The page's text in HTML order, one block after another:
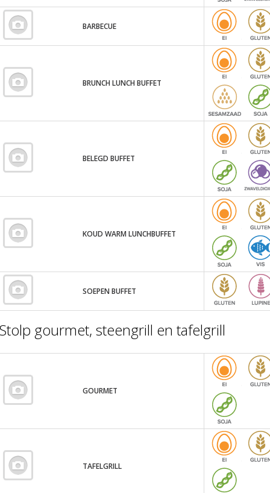
BARBECUE
BRUNCH LUNCH BUFFET
BELEGD BUFFET
KOUD WARM LUNCHBUFFET
SOEPEN BUFFET
Stolp gourmet, steengrill en tafelgrill
GOURMET
TAFELGRILL